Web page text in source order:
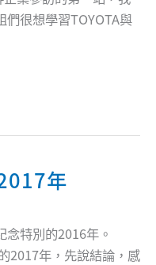
很想學習TOYOTA與
年
特別的2016年。
2017年，先說結論，感